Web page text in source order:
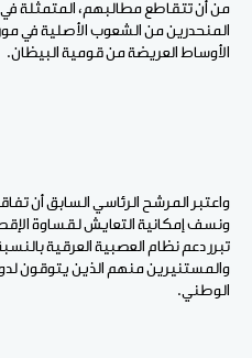
من أن تتقاطع مطالبهم، المتمثلة
المنحدرين من الشعوب الأصلية في
الأوساط العريضة من قومية البيظان.
واعتبر المرشح الرئاسي السابق أن
ونسف إمكانية التعايش لقساوة
تبرر دعم نظام العصبية العرقية
والمستنيرين منهم الذين يتوقون
الوطني.